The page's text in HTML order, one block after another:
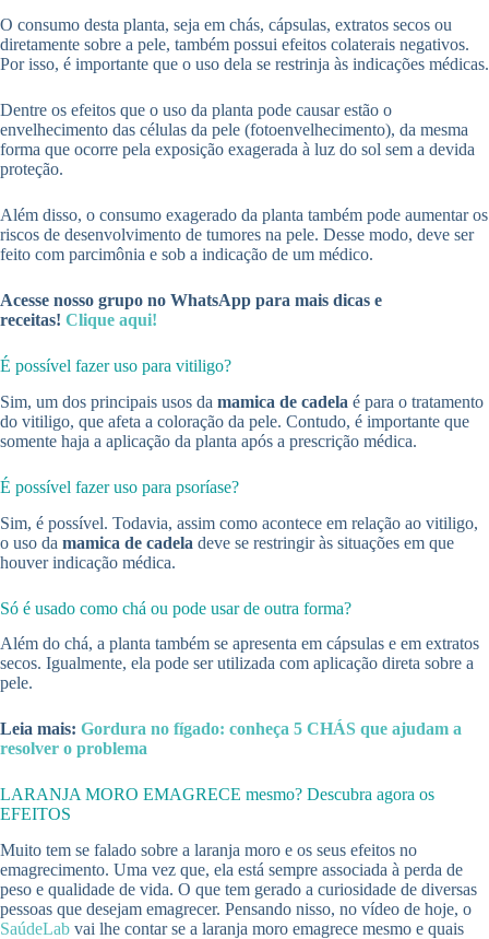
O consumo desta planta, seja em chás, cápsulas, extratos secos ou
diretamente sobre a pele, também possui efeitos colaterais negativos.
Por isso, é importante que o uso dela se restrinja às indicações médicas.
Dentre os efeitos que o uso da planta pode causar estão o
envelhecimento das células da pele (fotoenvelhecimento), da mesma
forma que ocorre pela exposição exagerada à luz do sol sem a devida
proteção.
Além disso, o consumo exagerado da planta também pode aumentar os
riscos de desenvolvimento de tumores na pele. Desse modo, deve ser
feito com parcimônia e sob a indicação de um médico.
Acesse nosso grupo no WhatsApp para mais dicas e
receitas! Clique aqui!
É possível fazer uso para vitiligo?
Sim, um dos principais usos da mamica de cadela é para o tratamento
do vitiligo, que afeta a coloração da pele. Contudo, é importante que
somente haja a aplicação da planta após a prescrição médica.
É possível fazer uso para psoríase?
Sim, é possível. Todavia, assim como acontece em relação ao vitiligo,
o uso da mamica de cadela deve se restringir às situações em que
houver indicação médica.
Só é usado como chá ou pode usar de outra forma?
Além do chá, a planta também se apresenta em cápsulas e em extratos
secos. Igualmente, ela pode ser utilizada com aplicação direta sobre a
pele.
Leia mais: Gordura no fígado: conheça 5 CHÁS que ajudam a
resolver o problema
LARANJA MORO EMAGRECE mesmo? Descubra agora os
EFEITOS
Muito tem se falado sobre a laranja moro e os seus efeitos no
emagrecimento. Uma vez que, ela está sempre associada à perda de
peso e qualidade de vida. O que tem gerado a curiosidade de diversas
pessoas que desejam emagrecer. Pensando nisso, no vídeo de hoje, o
SaúdeLab vai lhe contar se a laranja moro emagrece mesmo e quais